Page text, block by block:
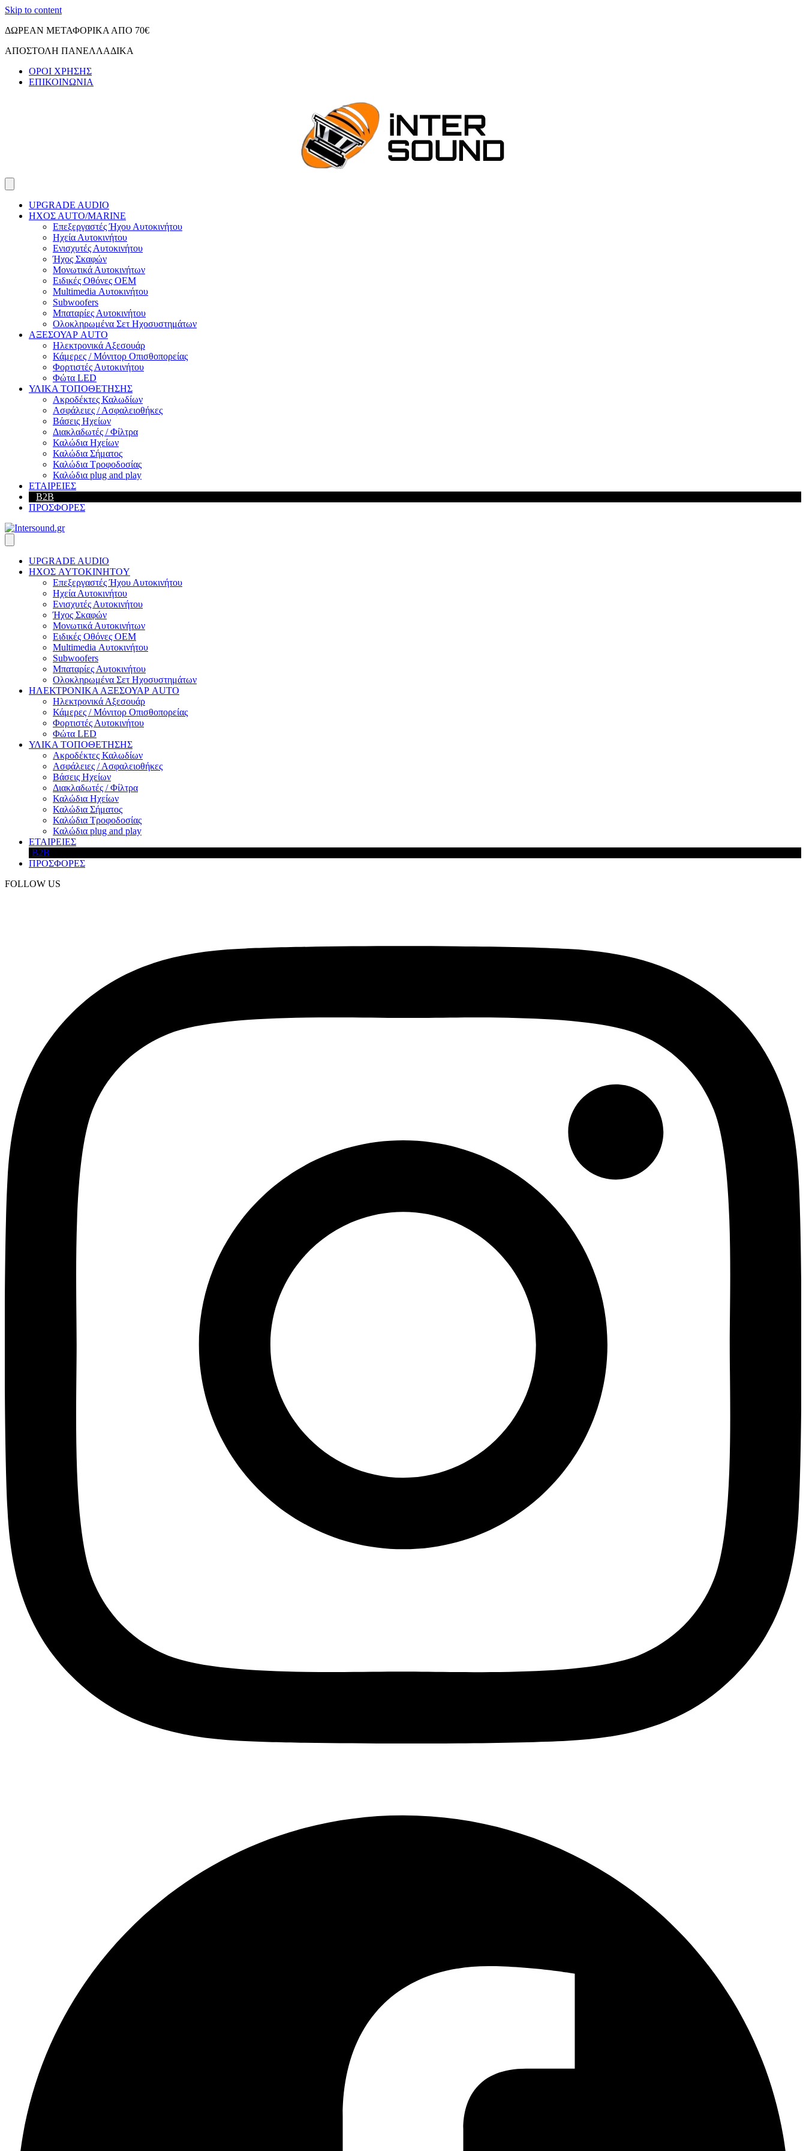
Skip to content
ΔΩΡΕΑΝ ΜΕΤΑΦΟΡΙΚΑ ΑΠΟ 70€
ΑΠΟΣΤΟΛΗ ΠΑΝΕΛΛΑΔΙΚΑ
ΟΡΟΙ ΧΡΗΣΗΣ
ΕΠΙΚΟΙΝΩΝΙΑ
UPGRADE AUDIO
ΗΧΟΣ ΑUTO/MARINE
Επεξεργαστές Ήχου Αυτοκινήτου
Ηχεία Αυτοκινήτου
Ενισχυτές Αυτοκινήτου
Ήχος Σκαφών
Μονωτικά Αυτοκινήτων
Ειδικές Οθόνες OEM
Multimedia Αυτοκινήτου
Subwoofers
Μπαταρίες Αυτοκινήτου
Ολοκληρωμένα Σετ Ηχοσυστημάτων
ΑΞΕΣΟΥΑΡ AUTO
Ηλεκτρονικά Αξεσουάρ
Κάμερες / Μόνιτορ Οπισθοπορείας
Φορτιστές Αυτοκινήτου
Φώτα LED
ΥΛΙΚΑ ΤΟΠΟΘΕΤΗΣΗΣ
Ακροδέκτες Καλωδίων
Ασφάλειες / Ασφαλειοθήκες
Βάσεις Ηχείων
Διακλαδωτές / Φίλτρα
Καλώδια Ηχείων
Καλώδια Σήματος
Καλώδια Τροφοδοσίας
Καλώδια plug and play
ΕΤΑΙΡΕΙΕΣ
B2B
ΠΡΟΣΦΟΡΕΣ
UPGRADE AUDIO
ΗΧΟΣ AYTOKINHTOY
Επεξεργαστές Ήχου Αυτοκινήτου
Ηχεία Αυτοκινήτου
Ενισχυτές Αυτοκινήτου
Ήχος Σκαφών
Μονωτικά Αυτοκινήτων
Ειδικές Οθόνες OEM
Multimedia Αυτοκινήτου
Subwoofers
Μπαταρίες Αυτοκινήτου
Ολοκληρωμένα Σετ Ηχοσυστημάτων
ΗΛΕΚΤΡΟΝΙΚΑ ΑΞΕΣΟΥΑΡ AUTO
Ηλεκτρονικά Αξεσουάρ
Κάμερες / Μόνιτορ Οπισθοπορείας
Φορτιστές Αυτοκινήτου
Φώτα LED
ΥΛΙΚΑ ΤΟΠΟΘΕΤΗΣΗΣ
Ακροδέκτες Καλωδίων
Ασφάλειες / Ασφαλειοθήκες
Βάσεις Ηχείων
Διακλαδωτές / Φίλτρα
Καλώδια Ηχείων
Καλώδια Σήματος
Καλώδια Τροφοδοσίας
Καλώδια plug and play
ΕΤΑΙΡΕΙΕΣ
B2B
ΠΡΟΣΦΟΡΕΣ
FOLLOW US